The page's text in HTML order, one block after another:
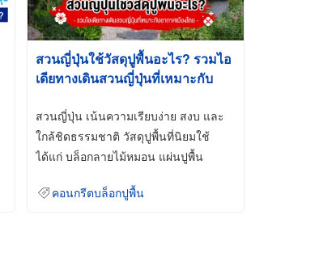
สวนญี่ปุ่นใช้วัสดุปูพื้นอะไร? รวมไอ
เดียทางเดินสวนญี่ปุ่นที่เหมาะกับ
สวนญี่ปุ่น เน้นความเรียบง่าย สงบ และ
ใกล้ชิดธรรมชาติ วัสดุปูพื้นที่นิยมใช้
ได้แก่ บล็อกลายไม้หมอน แผ่นปูพื้น
คอนกรีตบล็อกปูพื้น